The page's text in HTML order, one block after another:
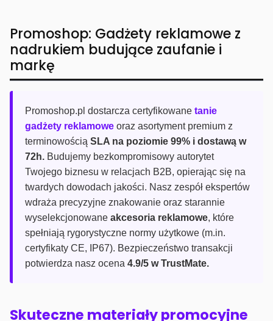
Promoshop: Gadżety reklamowe z
nadrukiem budujące zaufanie i
markę
Promoshop.pl dostarcza certyfikowane tanie
gadżety reklamowe oraz asortyment premium z
terminowością SLA na poziomie 99% i dostawą w
72h. Budujemy bezkompromisowy autorytet
Twojego biznesu w relacjach B2B, opierając się na
twardych dowodach jakości. Nasz zespół ekspertów
wdraża precyzyjne znakowanie oraz starannie
wyselekcjonowane akcesoria reklamowe, które
spełniają rygorystyczne normy użytkowe (m.in.
certyfikaty CE, IP67). Bezpieczeństwo transakcji
potwierdza nasz ocena 4.9/5 w TrustMate.
Skuteczne materiały promocyjne